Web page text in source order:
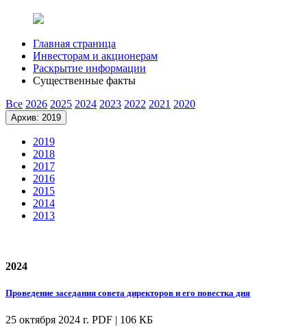
Главная страница
Инвесторам и акционерам
Раскрытие информации
Существенные факты
Все 2026 2025 2024 2023 2022 2021 2020
Архив: 2019
2019
2018
2017
2016
2015
2014
2013
2024
Проведение заседания совета директоров и его повестка дня
25 октября 2024 г. PDF | 106 КБ